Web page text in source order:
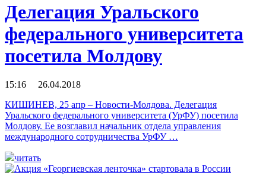
Делегация Уральского
федерального университета
посетила Молдову
15:16 26.04.2018
КИШИНЕВ, 25 апр – Новости-Молдова. Делегация
Уральского федерального университета (УрФУ) посетила
Молдову. Ее возглавил начальник отдела управления
международного сотрудничества УрФУ …
читать